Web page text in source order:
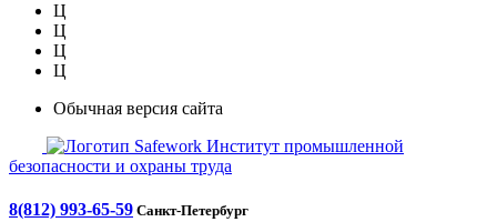
Ц
Ц
Ц
Ц
Обычная версия сайта
Safework Институт промышленной
безопасности и охраны труда
8(812) 993-65-59 Санкт-Петербург